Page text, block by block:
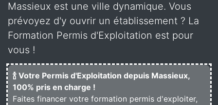
Massieux est une ville dynamique. Vous
prévoyez d'y ouvrir un établissement ? La
Formation Permis d'Exploitation est pour
vous !
🍾 Votre Permis d'Exploitation depuis Massieux,
100% pris en charge !
Faites financer votre formation permis d'exploiter,